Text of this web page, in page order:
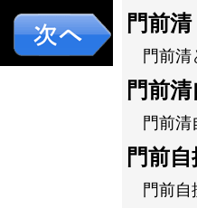
門前
門前清
門前
門前清
門前
門前自